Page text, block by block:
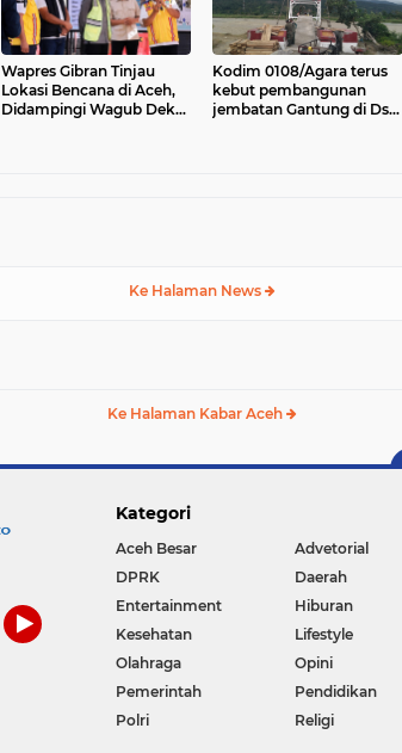
Wapres Gibran Tinjau
Lokasi Bencana di Aceh,
Didampingi Wagub Dek
Kodim 0108/Agara terus
kebut pembangunan
jembatan Gantung di Ds.
Ke Halaman News
Ke Halaman Kabar Aceh
Kategori
Aceh Besar Advetorial
DPRK
Daerah
Entertainment
Hiburan
Kesehatan
Lifestyle
Olahraga
Opini
Pemerintah
Pendidikan
Polri
Religi